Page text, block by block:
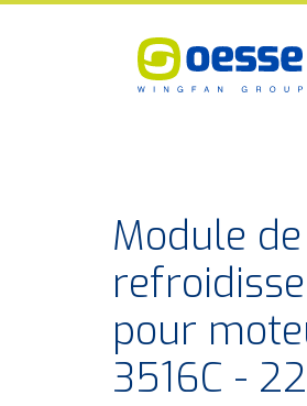
Module de
pour
3516C -